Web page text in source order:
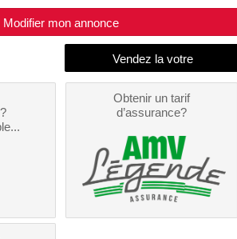
Modifier mon annonce
Obtenir un tarif
d’assurance?